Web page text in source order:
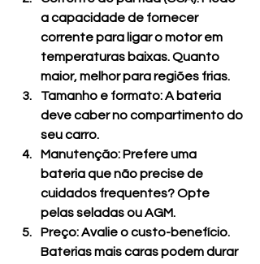
a capacidade de fornecer
corrente para ligar o motor em
temperaturas baixas. Quanto
maior, melhor para regiões frias.
Tamanho e formato: A bateria
deve caber no compartimento do
seu carro.
Manutenção: Prefere uma
bateria que não precise de
cuidados frequentes? Opte
pelas seladas ou AGM.
Preço: Avalie o custo-benefício.
Baterias mais caras podem durar